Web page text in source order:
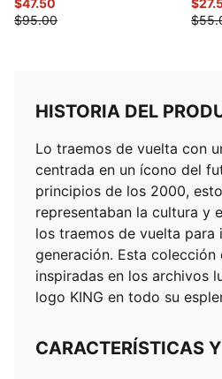
$47.50
$95.00
HISTORIA DEL
Lo traemos de vuelta con
centrada en un ícono del
principios de los 2000,
representaban la cultura y
los traemos de vuelta para
generación. Esta colección
inspiradas en los archivos
logo KING en todo su
CARACTERÍSTICAS